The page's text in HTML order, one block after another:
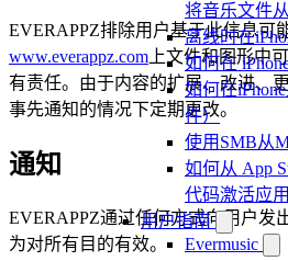
将音乐文件
离线时在
如何在
如何在
件）
使用SMB从
如何从 App
代码激活应
用户指南
Evermusic
EVERAPPZ排除用户基于此信息可
www.everappz.com 上文件和图形中
有责任。由于内容的扩展、改进、
事先通知的情况下定期更改。
通知
EVERAPPZ通过任何方式向用户发
为对所有目的有效。